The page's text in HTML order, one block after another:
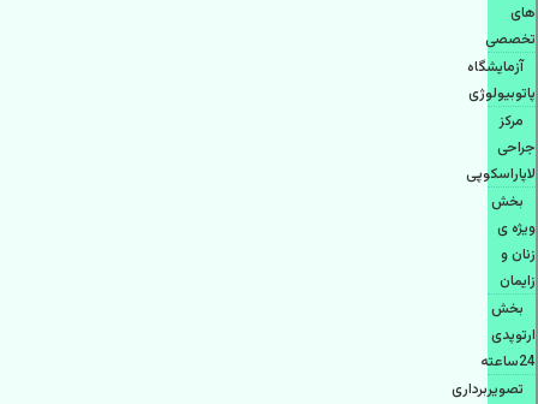
های
تخصصی
آزمایشگاه
پاتوبیولوژی
مرکز
جراحی
لاپاراسکوپی
بخش
ویژه ی
زنان و
زایمان
بخش
ارتوپدی
24ساعته
تصویربرداری